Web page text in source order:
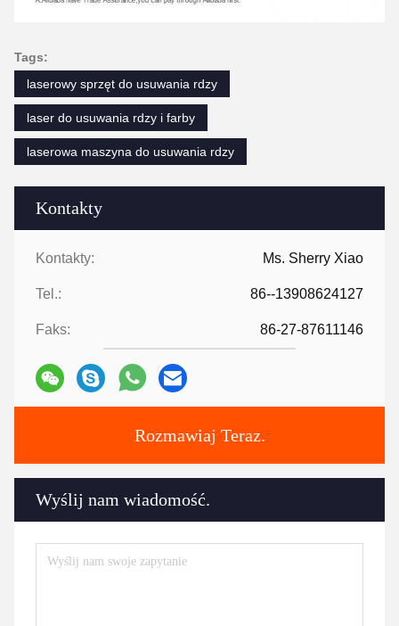
Kontakty
Kontakty: Ms. Sherry Xiao
Tel.: 86--13908624127
Faks: 86-27-87611146
Rozmawiaj Teraz.
Wyślij nam wiadomość.
Tags:
laserowy sprzęt do usuwania rdzy
laser do usuwania rdzy i farby
laserowa maszyna do usuwania rdzy